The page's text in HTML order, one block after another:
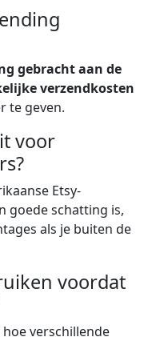
gebracht aan de
verzendkosten
te geven.
voor
Etsy-
goede schatting is,
als je buiten de
voordat
verschillende